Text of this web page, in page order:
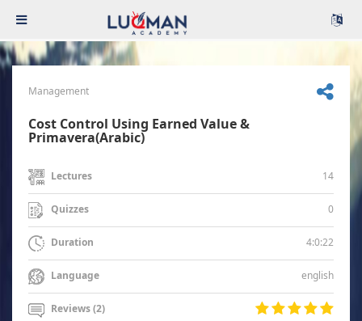
Management
Cost Control Using Earned Value &
Primavera(Arabic)
Lectures 14
Quizzes 0
Duration 4:0:22
Language english
Reviews (2)